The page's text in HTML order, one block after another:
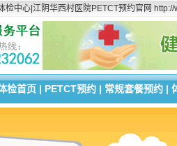
检中心|江阴华西村医院PETCT预约官网
检首页 | PETCT预约 | 常规套餐预约 |